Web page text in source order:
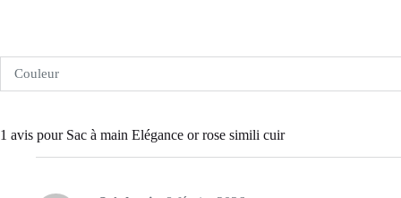
Couleur
1 avis pour Sac à main Elégance or rose simili cuir